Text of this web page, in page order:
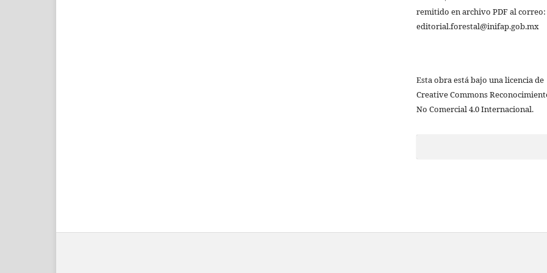
remitido en archivo PDF al correo:
editorial.forestal@inifap.gob.mx
Esta obra está bajo una licencia de
Creative Commons
No Comercial 4.0 Internacional.